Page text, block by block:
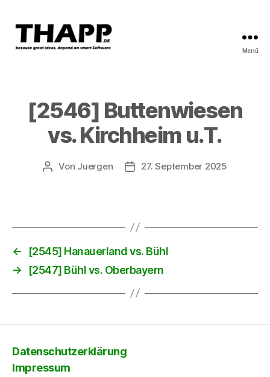
Menü
[2546] Buttenwiesen
vs. Kirchheim u.T.
Beitragsautor
Von Juergen Beitragsdatum
27. September 2025
←
[2545] Hanauerland vs. Bühl
→
[2547] Bühl vs. Oberbayern
Datenschutzerklärung
Impressum